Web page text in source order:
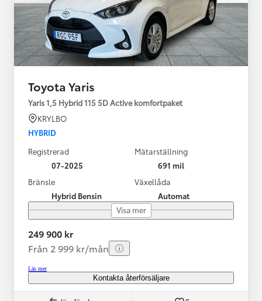
Toyota Yaris
Yaris 1,5 Hybrid 115 5D Active komfortpaket
KRYLBO
HYBRID
Registrerad
07-2025
Mätarställning
691 mil
Bränsle
Hybrid Bensin
Växellåda
Automat
Visa mer
249 900 kr
Från 2 999 kr/mån
Läs mer
Kontakta återförsäljare